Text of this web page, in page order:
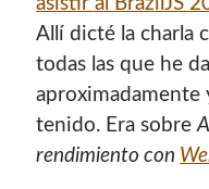
Allí dicté la charla
todas las que he
aproximadamente
tenido. Era sobre
rendimiento con